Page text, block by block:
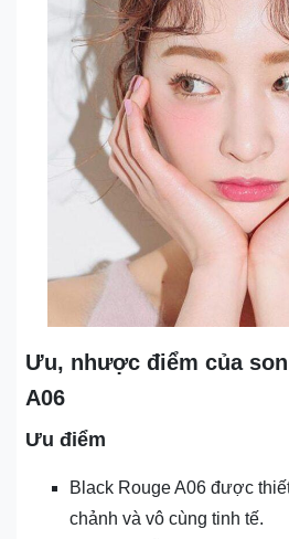
Ưu, nhược điểm của
A06
Ưu điểm
Black Rouge A06 được
chảnh và vô cùng tinh tế.